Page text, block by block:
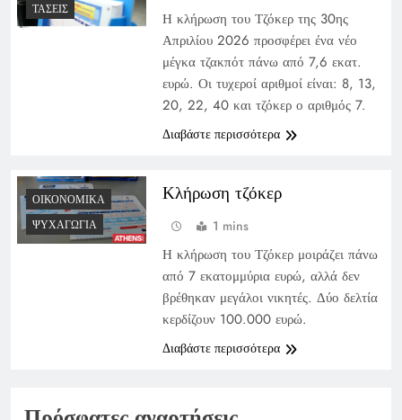
ΤΆΣΕΙΣ
Η κλήρωση του Τζόκερ της 30ης
Απριλίου 2026 προσφέρει ένα νέο
μέγκα τζακπότ πάνω από 7,6 εκατ.
ευρώ. Οι τυχεροί αριθμοί είναι: 8, 13,
20, 22, 40 και τζόκερ ο αριθμός 7.
Διαβάστε περισσότερα
ΟΙΚΟΝΟΜΙΚΆ
ΨΥΧΑΓΩΓΊΑ
Κλήρωση τζόκερ
1 mins
Η κλήρωση του Τζόκερ μοιράζει πάνω
από 7 εκατομμύρια ευρώ, αλλά δεν
βρέθηκαν μεγάλοι νικητές. Δύο δελτία
κερδίζουν 100.000 ευρώ.
Διαβάστε περισσότερα